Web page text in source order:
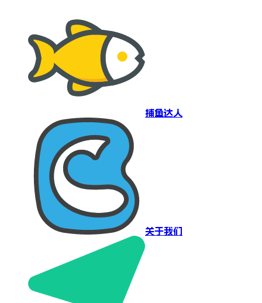
捕鱼达人
关于我们